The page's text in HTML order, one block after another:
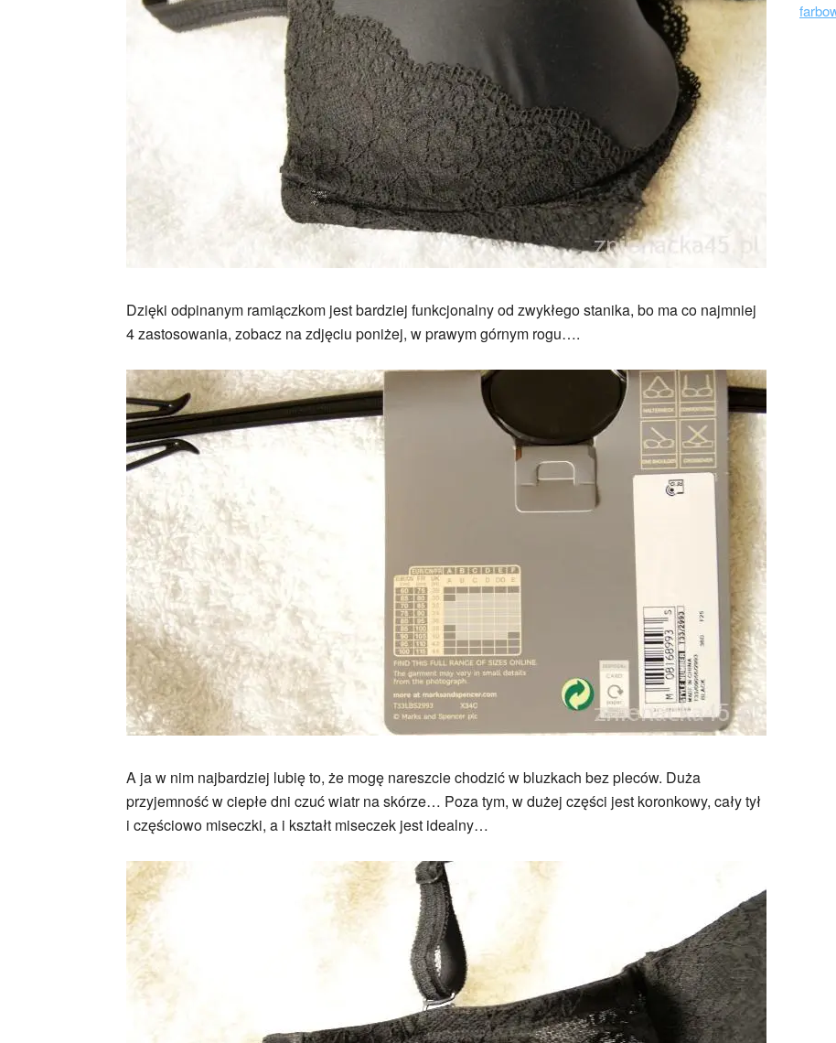
Dzięki odpinanym ramiączkom jest bardziej funkcjonalny od zwykłego stanika, bo ma co najmniej
4 zastosowania, zobacz na zdjęciu poniżej, w prawym górnym rogu….
A ja w nim najbardziej lubię to, że mogę nareszcie chodzić w bluzkach bez pleców. Duża
przyjemność w ciepłe dni czuć wiatr na skórze… Poza tym, w dużej części jest koronkowy, cały tył
i częściowo miseczki, a i kształt miseczek jest idealny…